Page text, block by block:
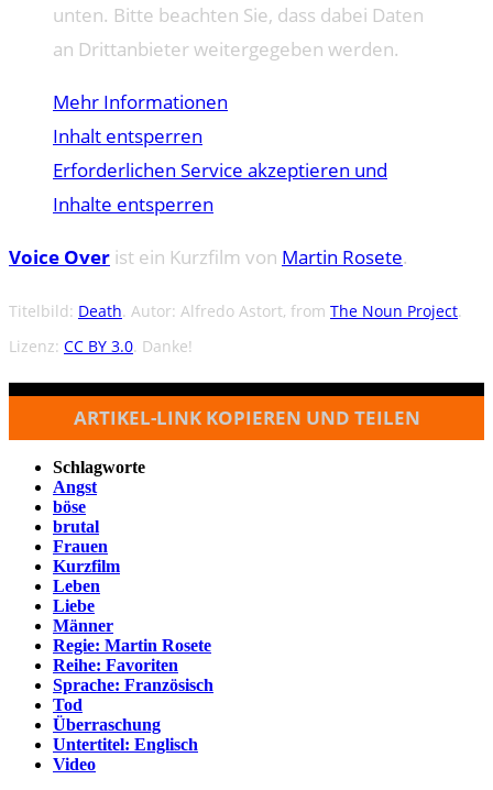
unten. Bitte beachten Sie, dass dabei Daten
an Drittanbieter weitergegeben werden.
Mehr Informationen
Inhalt entsperren
Erforderlichen Service akzeptieren und
Inhalte entsperren
Voice Over ist ein Kurzfilm von Martin Rosete.
Titelbild: Death. Autor: Alfredo Astort, from The Noun Project.
Lizenz: CC BY 3.0. Danke!
ARTIKEL-LINK KOPIEREN UND TEILEN
Schlagworte
Angst
böse
brutal
Frauen
Kurzfilm
Leben
Liebe
Männer
Regie: Martin Rosete
Reihe: Favoriten
Sprache: Französisch
Tod
Überraschung
Untertitel: Englisch
Video